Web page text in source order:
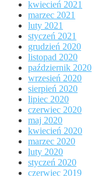
kwiecień 2021
marzec 2021
luty 2021
styczeń 2021
grudzień 2020
listopad 2020
październik 2020
wrzesień 2020
sierpień 2020
lipiec 2020
czerwiec 2020
maj 2020
kwiecień 2020
marzec 2020
luty 2020
styczeń 2020
czerwiec 2019